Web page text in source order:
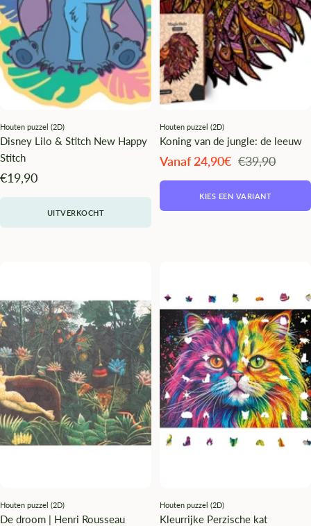
Houten puzzel (2D)
Disney Lilo & Stitch New Happy
Stitch
Angebotspreis
€19,90
UITVERKOCHT
Houten puzzel (2D)
Koning van de jungle: de leeuw
Angebotspreis
Vanaf 24,90€ Regulärer
€39,90
KIES EEN VARIANT
Houten puzzel (2D)
De droom | Henri Rousseau
Houten puzzel (2D)
Kleurrijke Perzische kat